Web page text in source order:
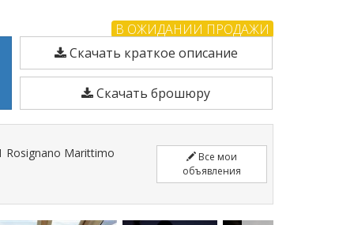
52
HT
является
15,3
Моторная
построено
в
В ОЖИДАНИИ ПРОДАЖИ
Скачать краткое описание
Скачать брошюру
Rosignano Marittimo
Все мои
объявления